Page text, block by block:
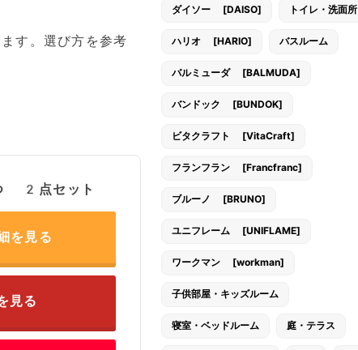
す。選び方を参考
2点セット
を見る
見る
ダイソー [DAISO] トイレ・洗面所
ハリオ [HARIO] バスルーム
バルミューダ [BALMUDA]
バンドック [BUNDOK]
ビタクラフト [VitaCraft]
フランフラン [Francfranc]
ブルーノ [BRUNO]
ユニフレーム [UNIFLAME]
ワークマン [workman]
子供部屋・キッズルーム
寝室・ベッドルーム 庭・テラス